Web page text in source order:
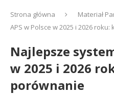
Strona główna Materiał
APS w Polsce w 2025 i 2026
Najlepsze
w 2025 i 2026
porównanie